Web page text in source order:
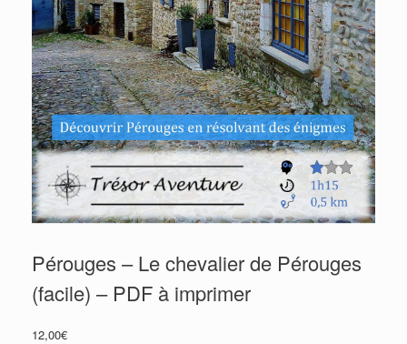
Pérouges – Le chevalier de Pérouges
(facile) – PDF à imprimer
12,00€